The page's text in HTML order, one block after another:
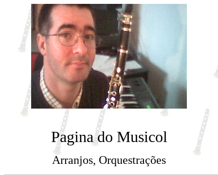
Pagina do Musicol
Arranjos, Orquestrações